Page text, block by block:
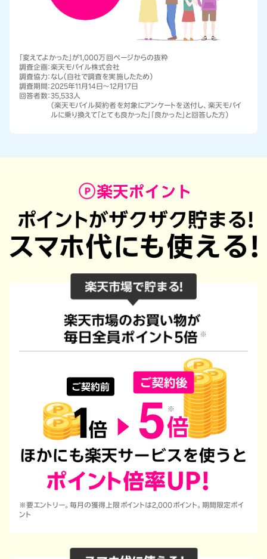
「変えてよかった」が1,000万回ページからの抜粋
調査企画：楽天モバイル株式会社
調査協力： なし（自社で調査を実施したため）
調査期間：2025年11月14日～12月17日
回答者数：35,533人
（楽天モバイル契約者を対象にアンケートを送付し、楽天モバイ
ルに乗り換えて「とても良かった」「良かった」と回答した方）
※要エントリー。毎月の獲得上限ポイントは2,000ポイント。期間限定ポイ
ント